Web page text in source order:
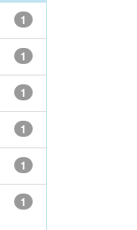
1
1
1
1
1
1